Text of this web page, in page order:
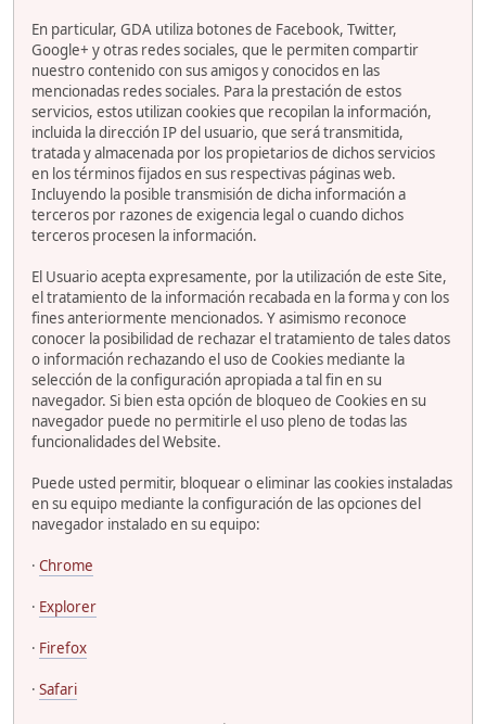
En particular, GDA utiliza botones de Facebook, Twitter,
Google+ y otras redes sociales, que le permiten compartir
nuestro contenido con sus amigos y conocidos en las
mencionadas redes sociales. Para la prestación de estos
servicios, estos utilizan cookies que recopilan la información,
incluida la dirección IP del usuario, que será transmitida,
tratada y almacenada por los propietarios de dichos servicios
en los términos fijados en sus respectivas páginas web.
Incluyendo la posible transmisión de dicha información a
terceros por razones de exigencia legal o cuando dichos
terceros procesen la información.
El Usuario acepta expresamente, por la utilización de este Site,
el tratamiento de la información recabada en la forma y con los
fines anteriormente mencionados. Y asimismo reconoce
conocer la posibilidad de rechazar el tratamiento de tales datos
o información rechazando el uso de Cookies mediante la
selección de la configuración apropiada a tal fin en su
navegador. Si bien esta opción de bloqueo de Cookies en su
navegador puede no permitirle el uso pleno de todas las
funcionalidades del Website.
Puede usted permitir, bloquear o eliminar las cookies instaladas
en su equipo mediante la configuración de las opciones del
navegador instalado en su equipo:
· Chrome
· Explorer
· Firefox
· Safari